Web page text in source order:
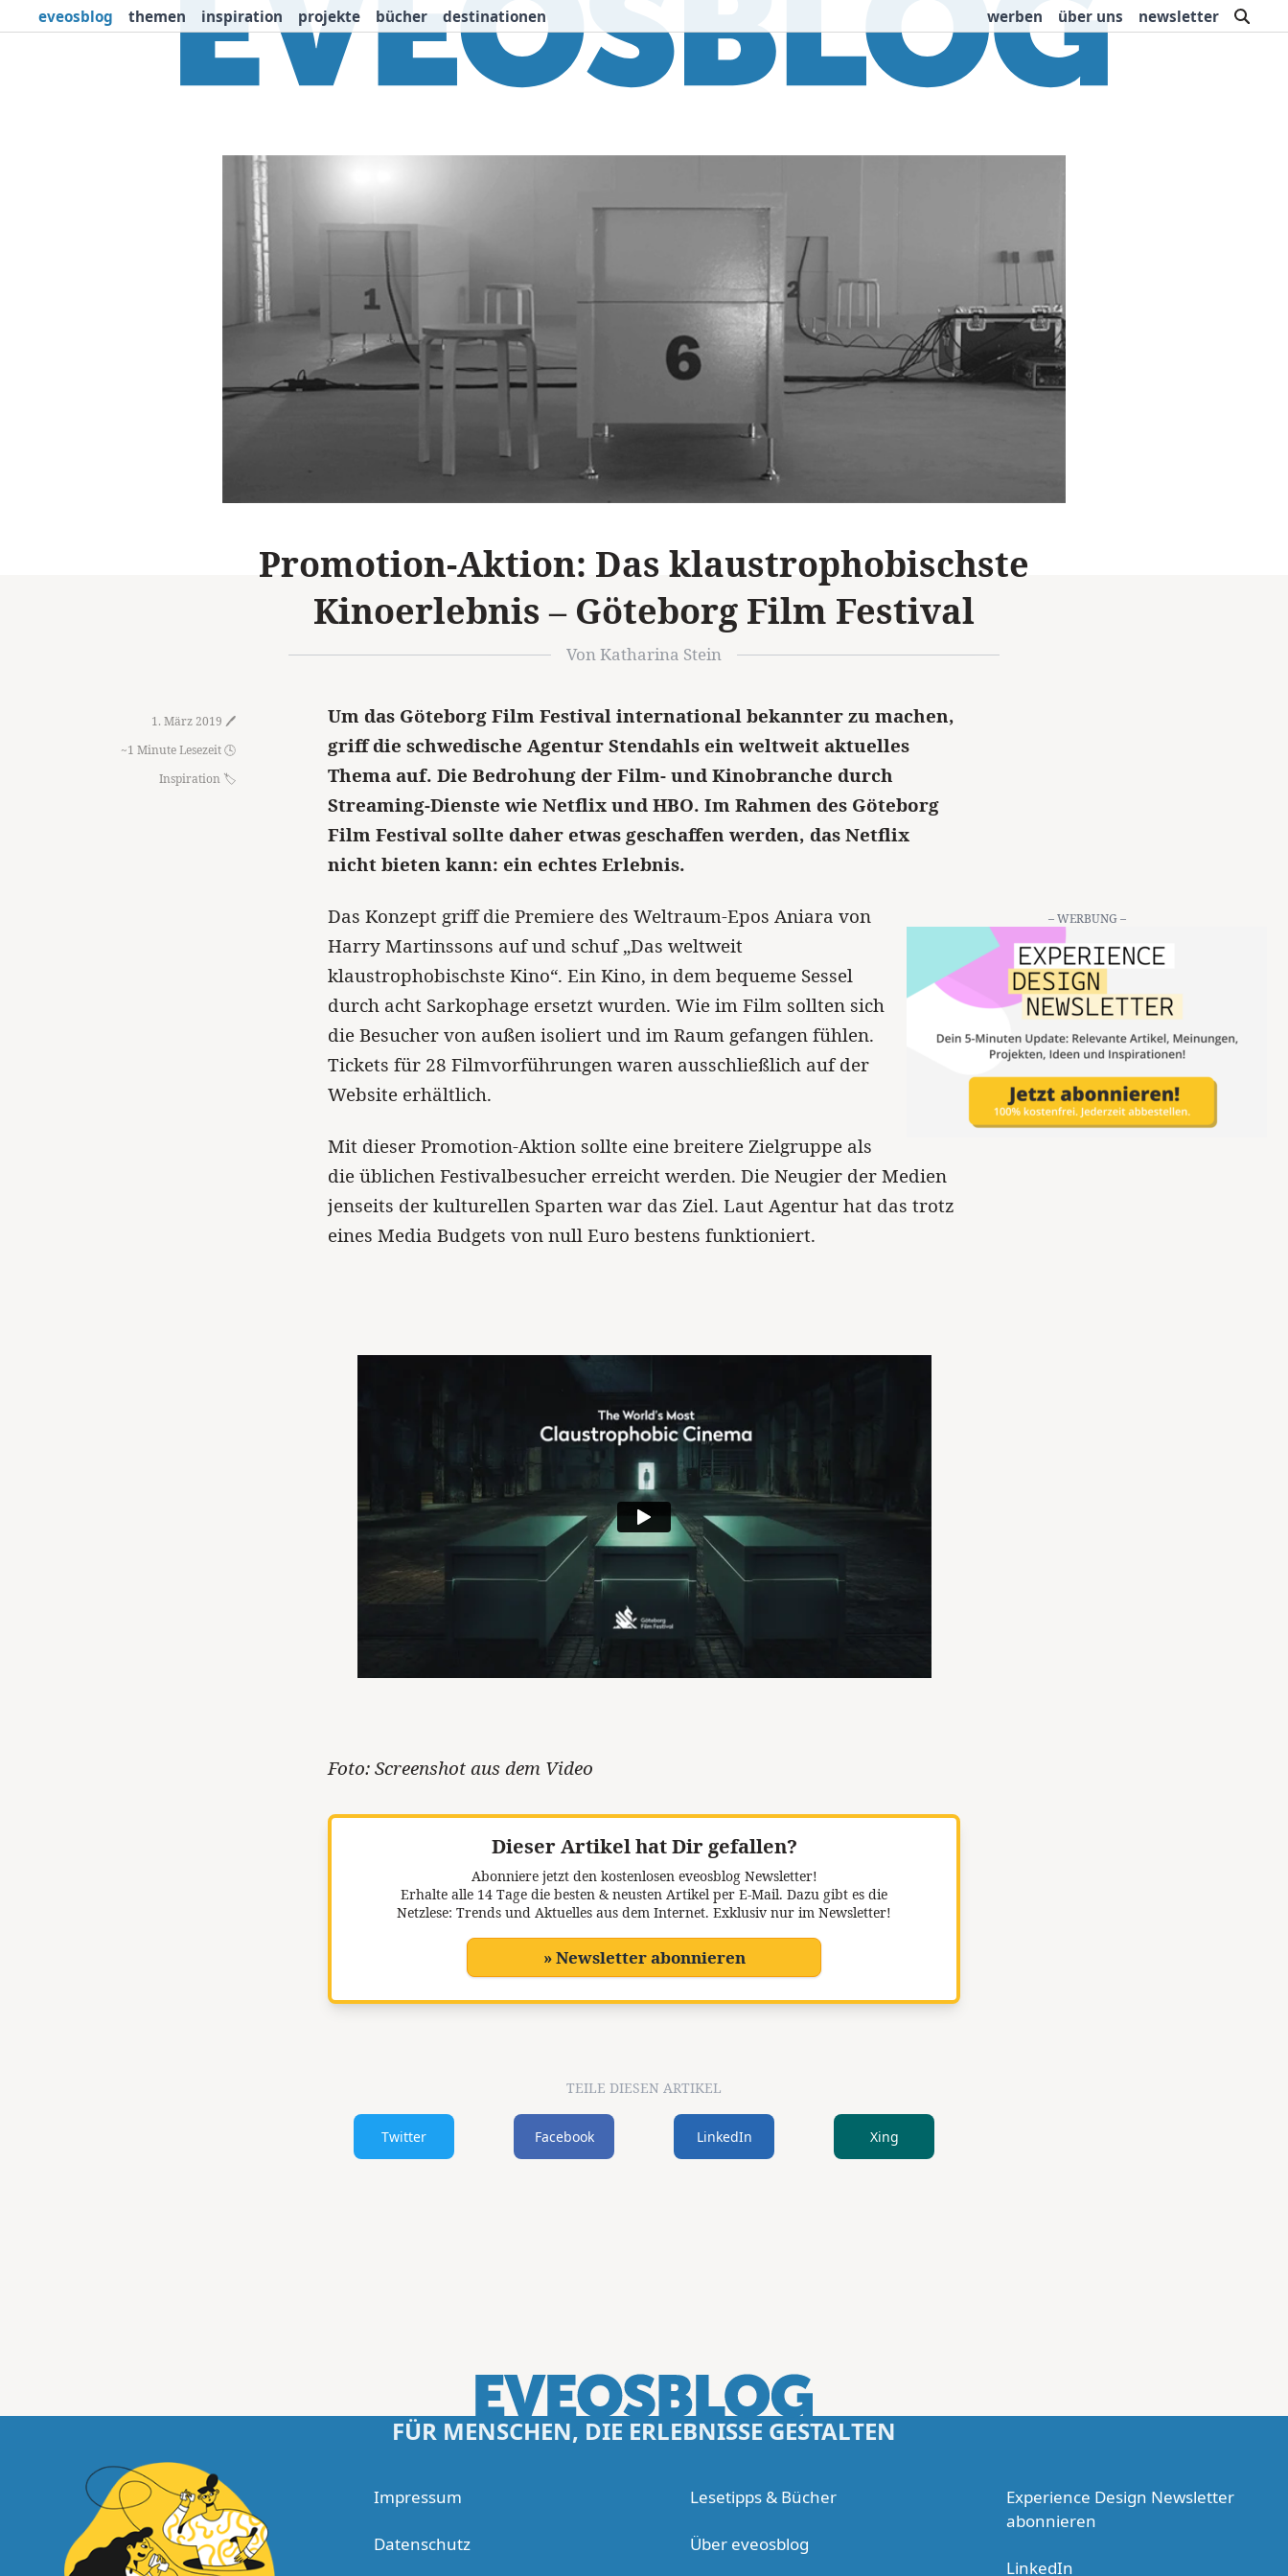
eveosblog themen inspiration projekte bücher destinationen werben über uns newsletter
Projekte Inspiration Destinationen Über uns Werbung
Buchtipps
Promotion-Aktion: Das klaustrophobischste
Kinoerlebnis – Göteborg Film Festival
Von Katharina Stein
1. März 2019 🖊️
~1 Minute Lesezeit 🕓
Inspiration
Um das Göteborg Film Festival international bekannter zu machen,
griff die schwedische Agentur Stendahls ein weltweit aktuelles
Thema auf. Die Bedrohung der Film- und Kinobranche durch
Streaming-Dienste wie Netflix und HBO. Im Rahmen des Göteborg
Film Festival sollte daher etwas geschaffen werden, das Netflix
nicht bieten kann: ein echtes Erlebnis.
– WERBUNG –
Das Konzept griff die Premiere des Weltraum-Epos Aniara von
Harry Martinssons auf und schuf „Das weltweit
klaustrophobischste Kino“. Ein Kino, in dem bequeme Sessel
durch acht Sarkophage ersetzt wurden. Wie im Film sollten sich
die Besucher von außen isoliert und im Raum gefangen fühlen.
Tickets für 28 Filmvorführungen waren ausschließlich auf der
Website erhältlich.
Mit dieser Promotion-Aktion sollte eine breitere Zielgruppe als
die üblichen Festivalbesucher erreicht werden. Die Neugier der Medien
jenseits der kulturellen Sparten war das Ziel. Laut Agentur hat das trotz
eines Media Budgets von null Euro bestens funktioniert.
Foto: Screenshot aus dem Video
Dieser Artikel hat Dir gefallen?
Abonniere jetzt den kostenlosen eveosblog Newsletter!
Erhalte alle 14 Tage die besten & neusten Artikel per E-Mail. Dazu gibt es die
Netzlese: Trends und Aktuelles aus dem Internet. Exklusiv nur im Newsletter!
» Newsletter abonnieren
TEILE DIESEN ARTIKEL
Twitter Facebook LinkedIn Xing
FÜR MENSCHEN, DIE ERLEBNISSE GESTALTEN
Impressum
Datenschutz
Lesetipps & Bücher
Über eveosblog
Experience Design Newsletter
abonnieren
LinkedIn